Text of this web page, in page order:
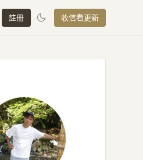
註冊 收信看更新